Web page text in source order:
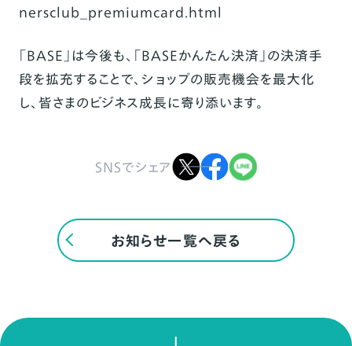
nersclub_premiumcard.html
「BASE」は今後も、「BASEかんたん決済」の決済手
段を拡充することで、ショップの販売機会を最大化
し、皆さまのビジネス成長に寄り添います。
SNSでシェア
お知らせ一覧へ戻る